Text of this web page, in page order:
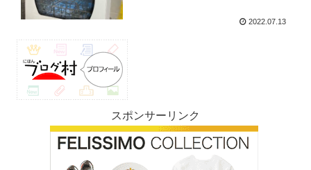
2022.07.13
スポンサーリンク